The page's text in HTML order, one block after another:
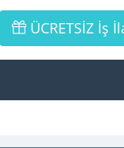
ÜCRETSİZ İş